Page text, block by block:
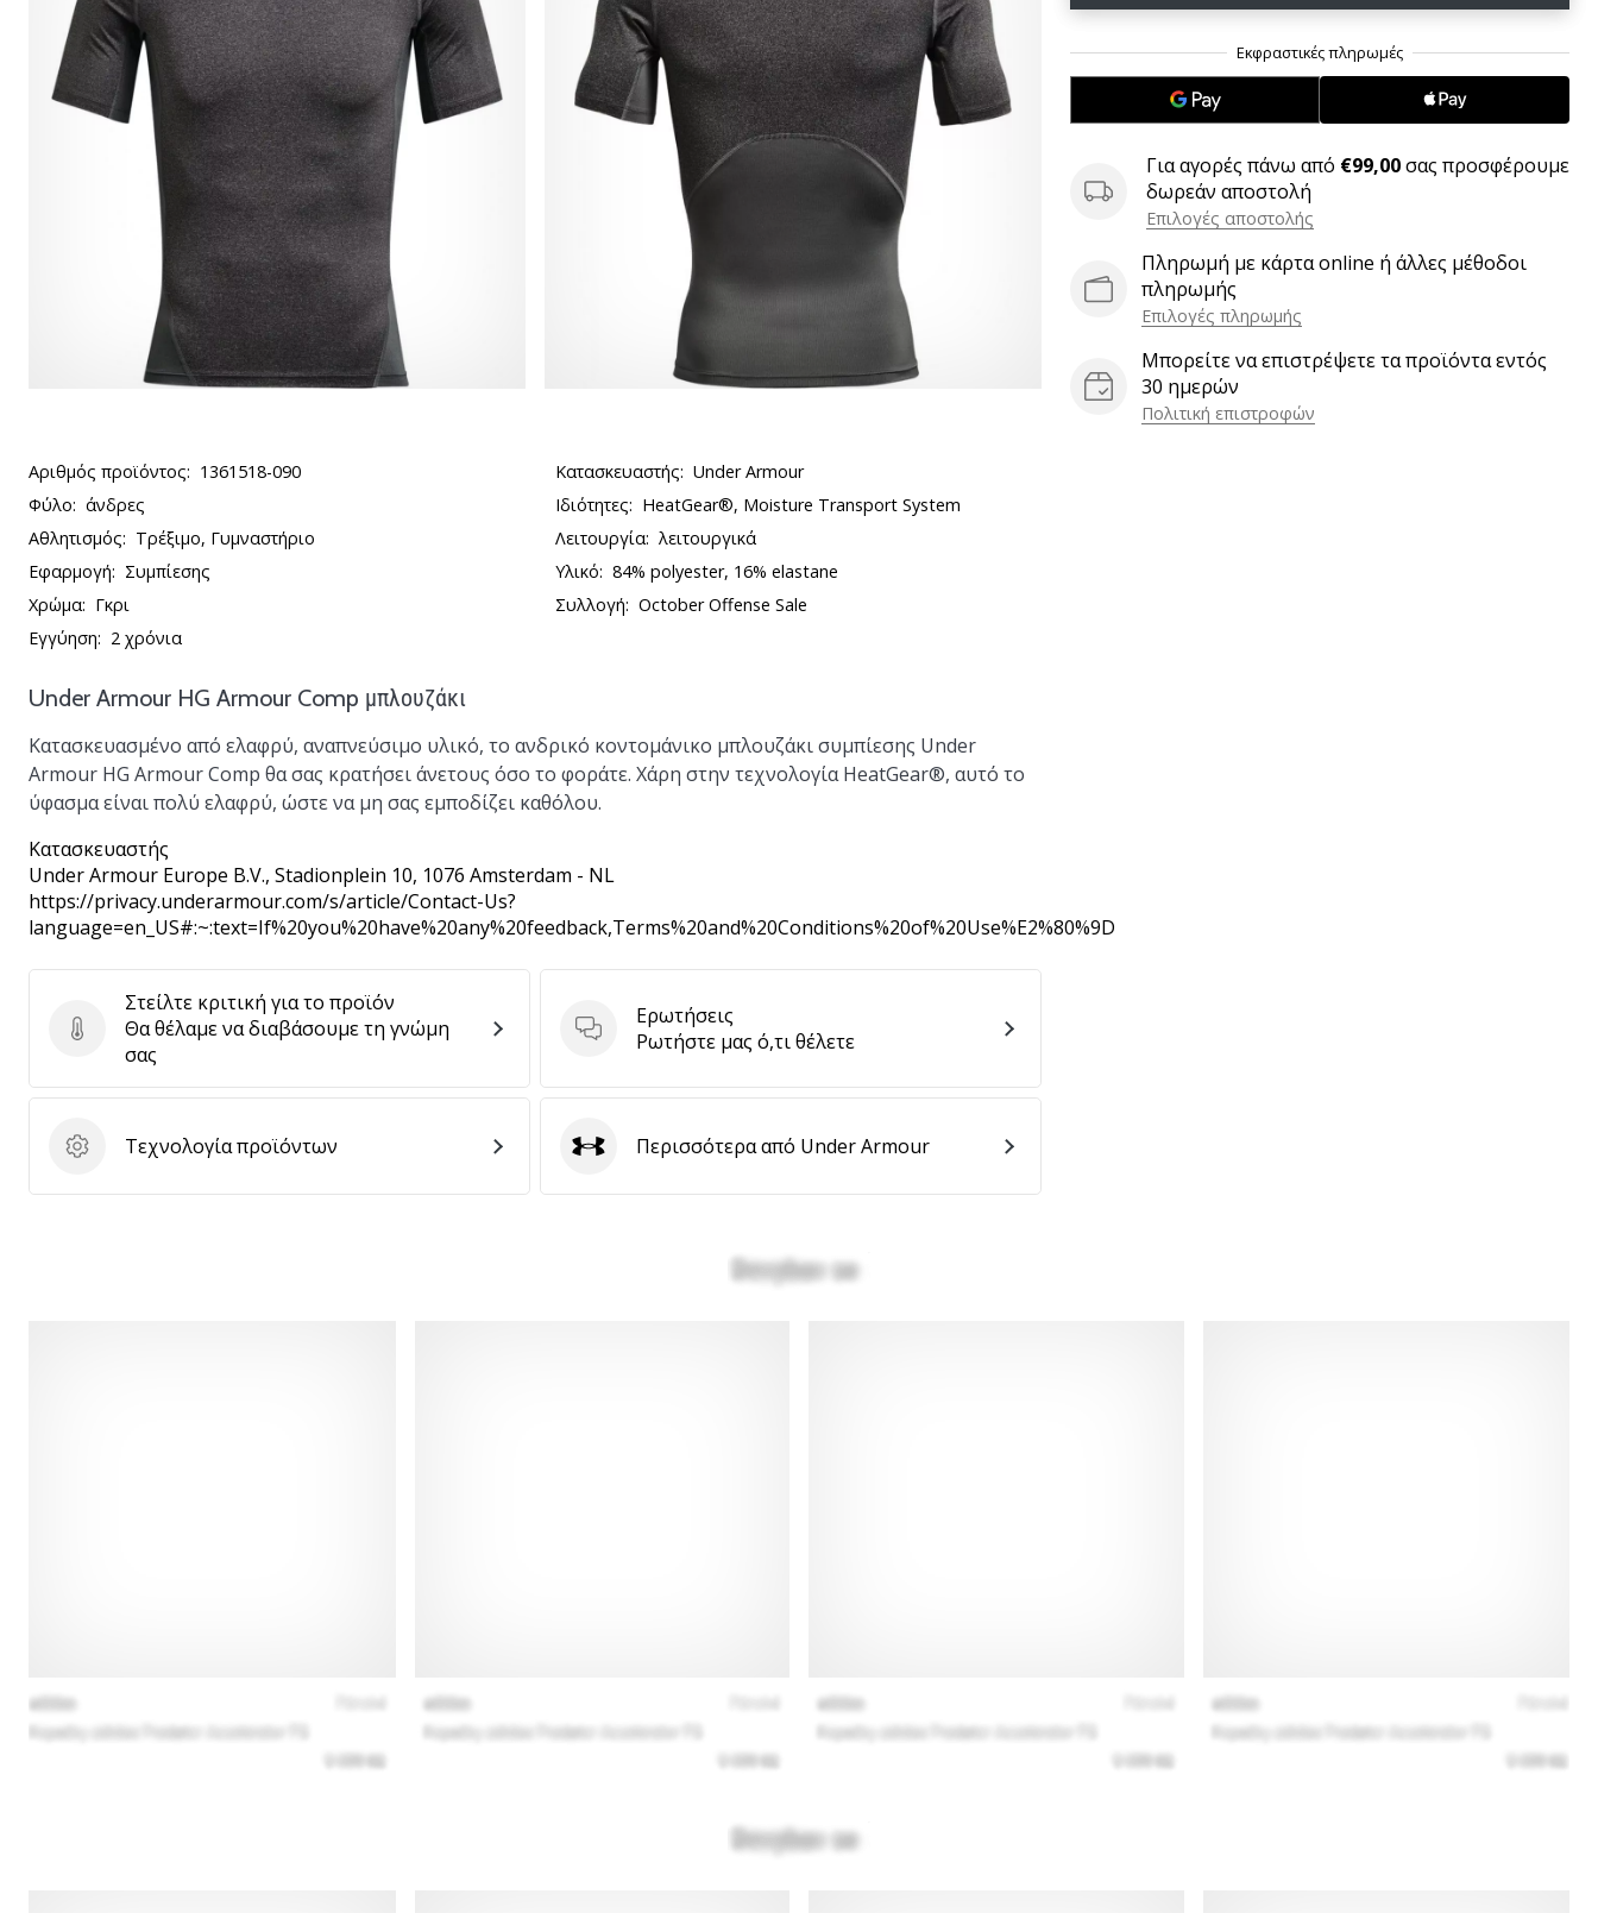
Για αγορές πάνω από €99,00σας προσφέρουμε
δωρεάν αποστολή
Επιλογές αποστολής
Πληρωμή με κάρτα online ή άλλες μέθοδοι
πληρωμής
Επιλογές πληρωμής
Μπορείτε να επιστρέψετε τα προϊόντα εντός
30 ημερών
Πολιτική επιστροφών
Αριθμός προϊόντος: 1361518-090 Κατασκευαστής: Under Armour
Φύλο: άνδρες Ιδιότητες: HeatGear®, Moisture Transport System
Αθλητισμός: Τρέξιμο, Γυμναστήριο Λειτουργία: λειτουργικά
Εφαρμογή: Συμπίεσης Υλικό: 84% polyester, 16% elastane
Χρώμα: Γκρι Συλλογή: October Offense Sale
Εγγύηση: 2 χρόνια
Under Armour HG Armour Comp μπλουζάκι
Κατασκευασμένο από ελαφρύ, αναπνεύσιμο υλικό, το ανδρικό κοντομάνικο μπλουζάκι συμπίεσης Under
Armour HG Armour Comp θα σας κρατήσει άνετους όσο το φοράτε. Χάρη στην τεχνολογία HeatGear®, αυτό το
ύφασμα είναι πολύ ελαφρύ, ώστε να μη σας εμποδίζει καθόλου.
Κατασκευαστής
Under Armour Europe B.V., Stadionplein 10, 1076 Amsterdam - NL
https://privacy.underarmour.com/s/article/Contact-Us?
language=en_US#:~:text=If%20you%20have%20any%20feedback,Terms%20and%20Conditions%20of%20Use%E2%80%9D
Στείλτε κριτική για το προϊόν
Στείλτε κριτική για το προϊόν
Θα θέλαμε να διαβάσουμε τη γνώμη
σας
Ερωτήσεις
Ερωτήσεις
Ρωτήστε μας ό,τι θέλετε
Τεχνολογία προϊόντων
Τεχνολογία προϊόντων Under Armour
Περισσότερα από Under Armour